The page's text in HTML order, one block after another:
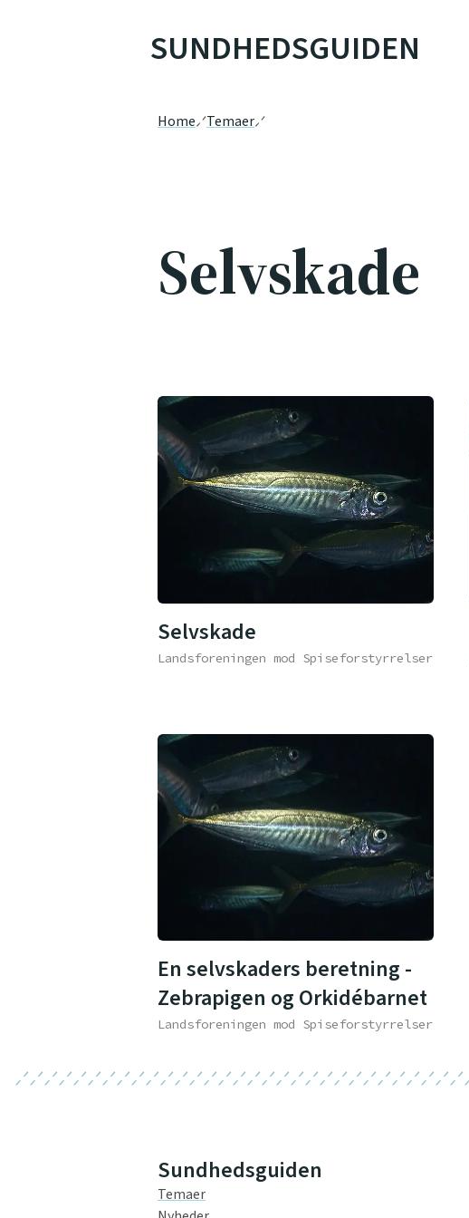
SUNDHEDSGUIDEN
Home Temaer
Selvskade
Selvskade
Landsforeningen mod Spiseforstyrrelser
En selvskaders beretning -
Zebrapigen og Orkidébarnet
Landsforeningen mod Spiseforstyrrelser
Sundhedsguiden
Temaer